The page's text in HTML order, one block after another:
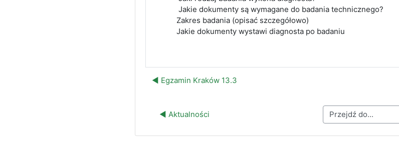
Jakie dokumenty są wymagane do badania technicznego?
Zakres badania (opisać szczegółowo)
Jakie dokumenty wystawi diagnosta po badaniu
◀︎ Egzamin Kraków 13.3
◀︎ Aktualności Przejdź do...